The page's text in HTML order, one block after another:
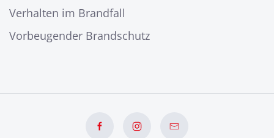
Verhalten im Brandfall
Vorbeugender Brandschutz